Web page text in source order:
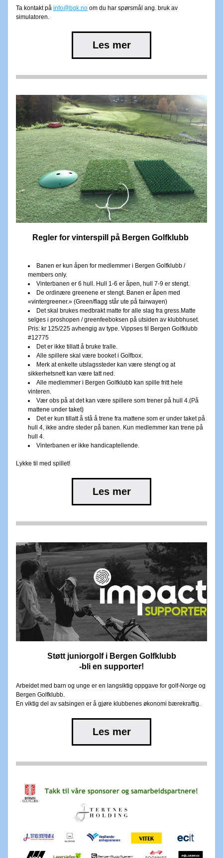
Ta kontakt på info@bgk.no om du har spørsmål ang. bruk av
simulatoren.
Les mer
Regler for vinterspill på Bergen Golfklubb
Banen er kun åpen for medlemmer i Bergen Golfklubb /
members only.
Vinterbanen er 6 hull. Hull 1-6 er åpen, hull 7-9 er stengt.
De ordinære greenene er stengt. Banen er åpen med
«vintergreener.» (Green/flagg står ute på fairwayen)
Det skal brukes medbrakt matte for alle slag fra gress.Matte
selges i proshopen / greenfeeboksen på utsiden av klubbhuset.
Pris: kr 125/225 avhengig av type. Vippses til Bergen Golfklubb
#12775
Det er ikke tillatt å bruke tralle.
Alle spillere skal være booket i Golfbox.
Merk at enkelte utslagssteder kan være stengt og at
sikkerhetsnett kan være tatt ned.
Alle medlemmer i Bergen Golfklubb kan spille fritt hele
vinteren.
Vær obs på at det kan være spillere som trener på hull 4.(På
mattene under taket)
Det er kun tillatt å stå å trene fra mattene som er under taket på
hull 4, ikke andre steder på banen. Kun medlemmer kan trene på
hull 4.
Vinterbanen er ikke handicaptellende.
Lykke til med spillet!
Les mer
Støtt juniorgolf i Bergen Golfklubb
-bli en supporter!
Arbeidet med barn og unge er en langsiktig oppgave for golf-Norge og
Bergen Golfklubb.
En viktig del av satsingen er å gjøre klubbenes økonomi bærekraftig.
Les mer